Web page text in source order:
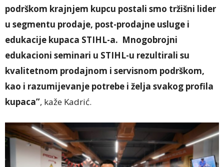
podrškom krajnjem kupcu postali smo tržišni lider
u segmentu prodaje, post-prodajne usluge i
edukacije kupaca STIHL-a. Mnogobrojni
edukacioni seminari u STIHL-u rezultirali su
kvalitetnom prodajnom i servisnom podrškom,
kao i razumijevanje potrebe i želja svakog profila
kupaca”, kaže Kadrić.